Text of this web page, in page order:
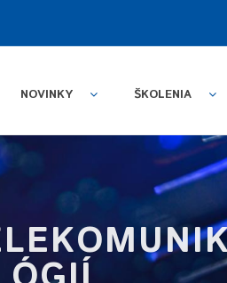
NOVINKY ŠKOLENIA